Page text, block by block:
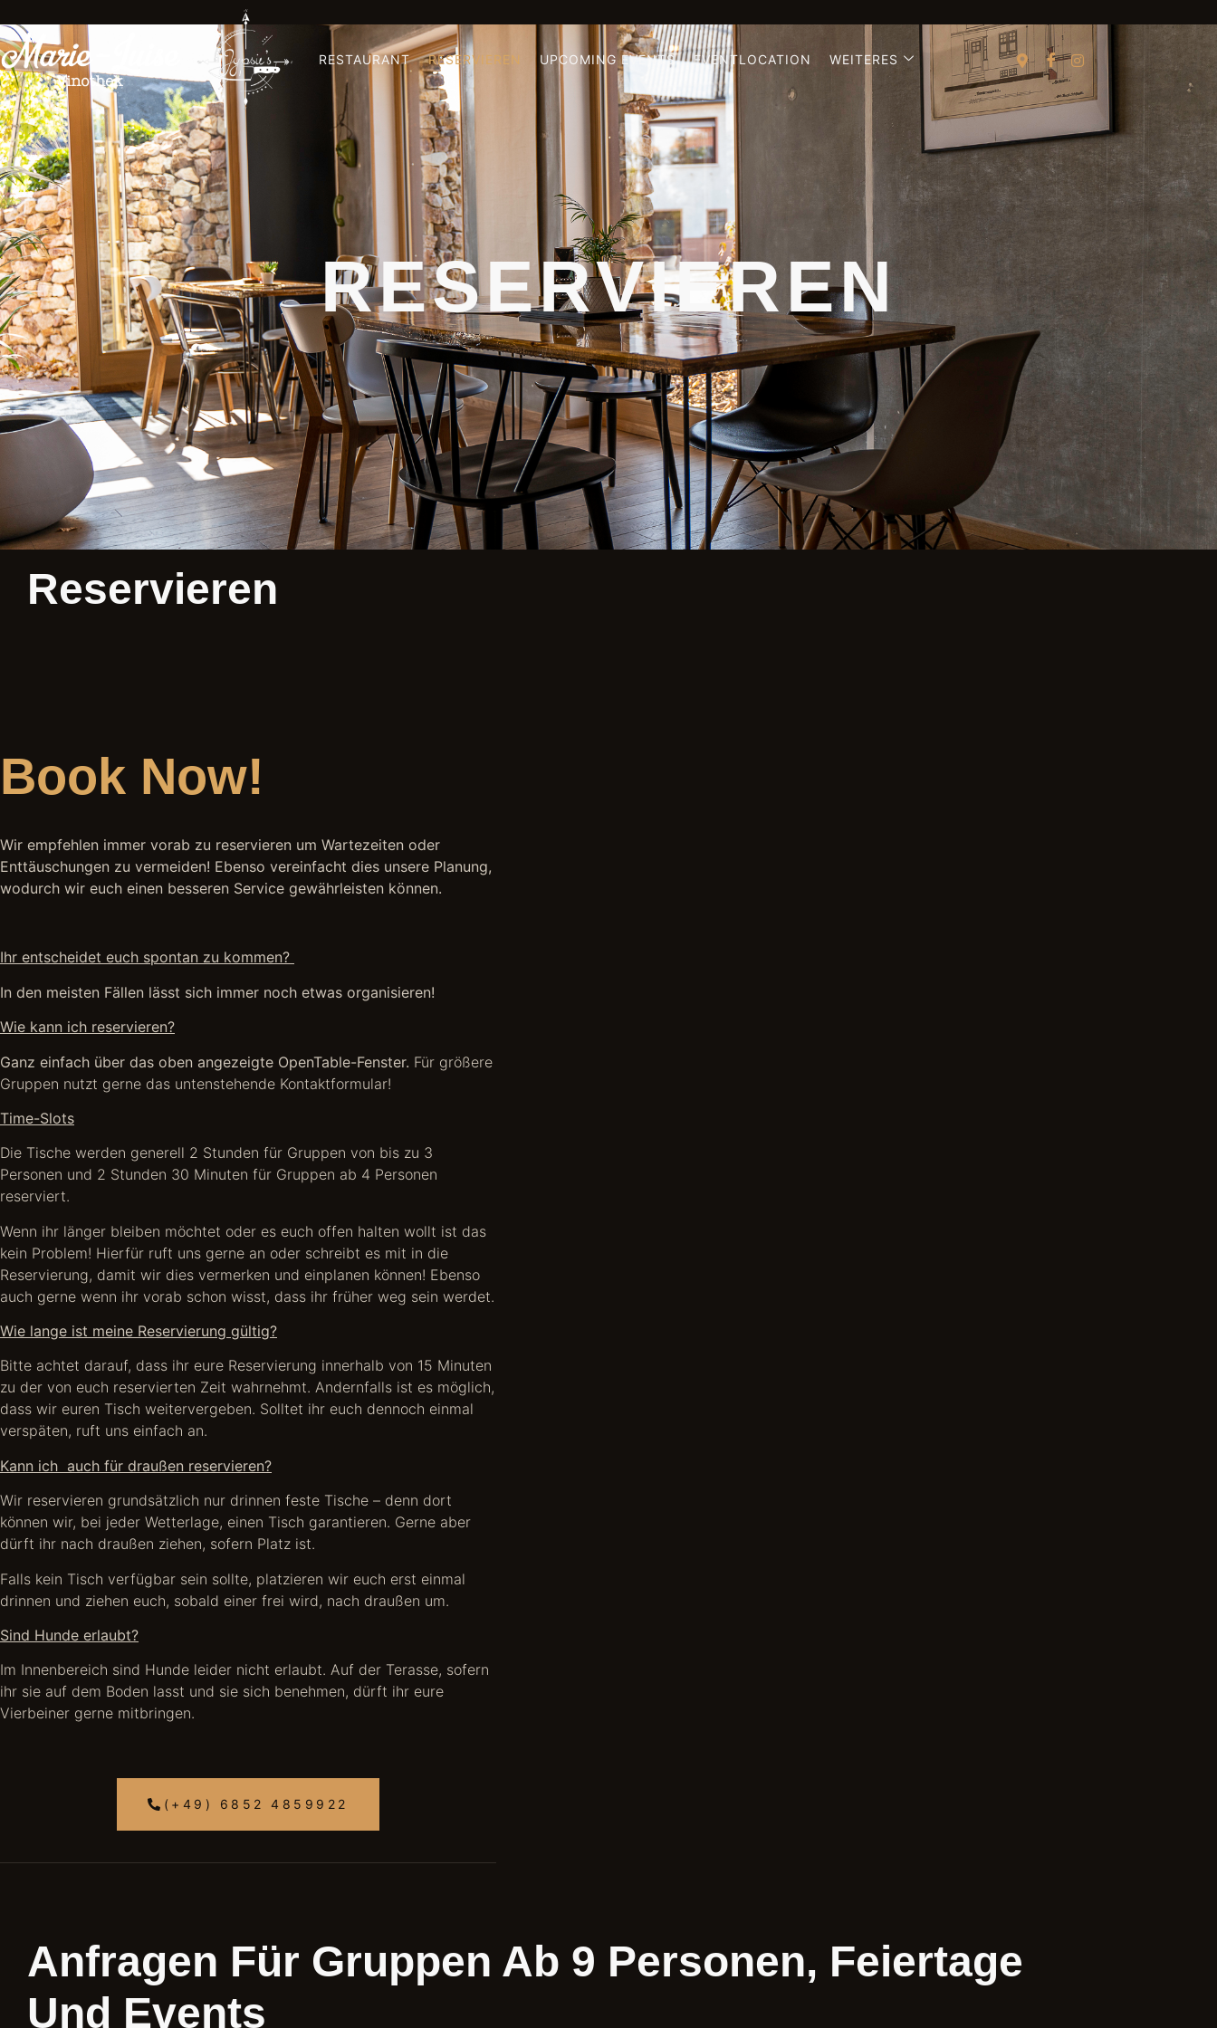
RESTAURANT RESERVIEREN UPCOMING EVENTS EVENTLOCATION WEITERES
RESERVIEREN
Reservieren
Book Now!
Wir empfehlen immer vorab zu reservieren um Wartezeiten oder
Enttäuschungen zu vermeiden! Ebenso vereinfacht dies unsere Planung,
wodurch wir euch einen besseren Service gewährleisten können.
Ihr entscheidet euch spontan zu kommen?
In den meisten Fällen lässt sich immer noch etwas organisieren!
Wie kann ich reservieren?
Ganz einfach über das oben angezeigte OpenTable-Fenster. Für größere
Gruppen nutzt gerne das untenstehende Kontaktformular!
Time-Slots
Die Tische werden generell 2 Stunden für Gruppen von bis zu 3
Personen und 2 Stunden 30 Minuten für Gruppen ab 4 Personen
reserviert.
Wenn ihr länger bleiben möchtet oder es euch offen halten wollt ist das
kein Problem! Hierfür ruft uns gerne an oder schreibt es mit in die
Reservierung, damit wir dies vermerken und einplanen können! Ebenso
auch gerne wenn ihr vorab schon wisst, dass ihr früher weg sein werdet.
Wie lange ist meine Reservierung gültig?
Bitte achtet darauf, dass ihr eure Reservierung innerhalb von 15 Minuten
zu der von euch reservierten Zeit wahrnehmt. Andernfalls ist es möglich,
dass wir euren Tisch weitervergeben. Solltet ihr euch dennoch einmal
verspäten, ruft uns einfach an.
Kann ich auch für draußen reservieren?
Wir reservieren grundsätzlich nur drinnen feste Tische – denn dort
können wir, bei jeder Wetterlage, einen Tisch garantieren. Gerne aber
dürft ihr nach draußen ziehen, sofern Platz ist.
Falls kein Tisch verfügbar sein sollte, platzieren wir euch erst einmal
drinnen und ziehen euch, sobald einer frei wird, nach draußen um.
Sind Hunde erlaubt?
Im Innenbereich sind Hunde leider nicht erlaubt. Auf der Terasse, sofern
ihr sie auf dem Boden lasst und sie sich benehmen, dürft ihr eure
Vierbeiner gerne mitbringen.
(+49) 6852 4859922
Anfragen Für Gruppen Ab 9 Personen, Feiertage
Und Events